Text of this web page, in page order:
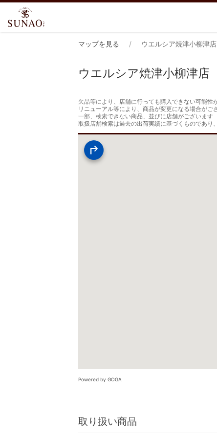
マップを見る ウエルシア焼津小柳津店
ウエルシア焼津小柳津店
欠品等により、店舗に行っても購入できない可能性
リニューアル等により、商品が変更になる場合がご
一部、検索できない商品、並びに店舗がございます
取扱店舗検索は過去の出荷実績に基づくものであり
Powered by GOGA
取り扱い商品